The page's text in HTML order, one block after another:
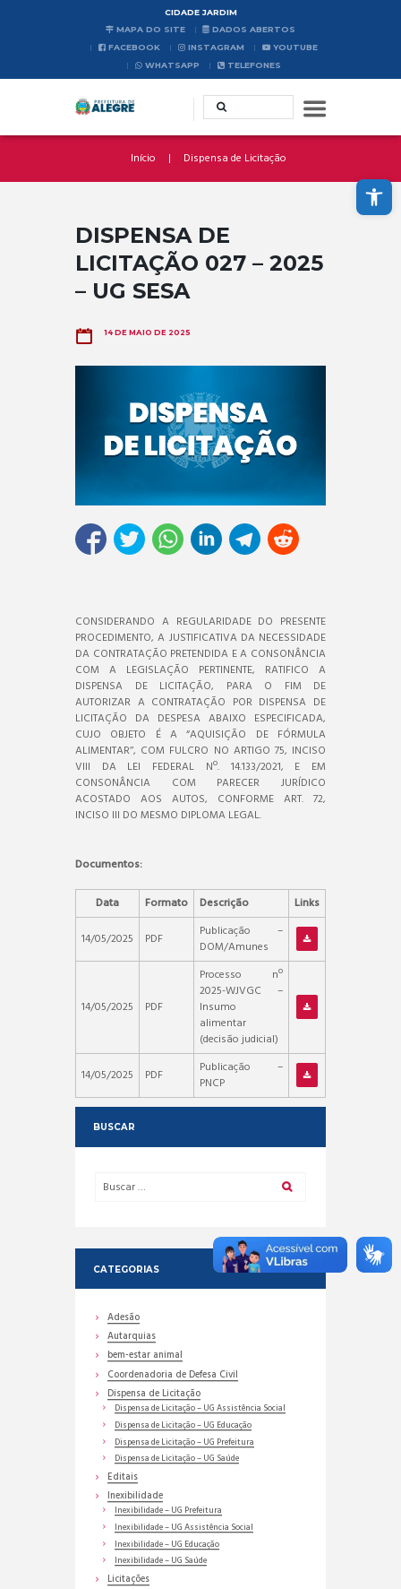
Abrir a barra de ferramentas
CIDADE JARDIM
MAPA DO SITE
DADOS ABERTOS
FACEBOOK
INSTAGRAM
YOUTUBE
WHATSAPP
TELEFONES
Início Dispensa de Licitação
DISPENSA DE
LICITAÇÃO 027 – 2025
– UG SESA
14 DE MAIO DE 2025
CONSIDERANDO A REGULARIDADE DO PRESENTE
PROCEDIMENTO, A JUSTIFICATIVA DA NECESSIDADE
DA CONTRATAÇÃO PRETENDIDA E A CONSONÂNCIA
COM A LEGISLAÇÃO PERTINENTE, RATIFICO A
DISPENSA DE LICITAÇÃO, PARA O FIM DE
AUTORIZAR A CONTRATAÇÃO POR DISPENSA DE
LICITAÇÃO DA DESPESA ABAIXO ESPECIFICADA,
CUJO OBJETO É A “AQUISIÇÃO DE FÓRMULA
ALIMENTAR’’, COM FULCRO NO ARTIGO 75, INCISO
VIII DA LEI FEDERAL Nº. 14.133/2021, E EM
CONSONÂNCIA COM PARECER JURÍDICO
ACOSTADO AOS AUTOS, CONFORME ART. 72,
INCISO III DO MESMO DIPLOMA LEGAL.
Documentos:
Data Formato Descrição
Links
14/05/2025
PDF
Publicação –
DOM/Amunes
14/05/2025 PDF
Processo nº
2025-WJVGC –
Insumo
alimentar
(decisão judicial)
14/05/2025
PDF
Publicação –
PNCP
BUSCAR
CATEGORIAS
Adesão
Autarquias
bem-estar animal
Coordenadoria de Defesa Civil
Dispensa de Licitação
Dispensa de Licitação – UG Assistência Social
Dispensa de Licitação – UG Educação
Dispensa de Licitação – UG Prefeitura
Dispensa de Licitação – UG Saúde
Editais
Inexibilidade
Inexibilidade – UG Prefeitura
Inexibilidade – UG Assistência Social
Inexibilidade – UG Educação
Inexibilidade – UG Saúde
Licitações